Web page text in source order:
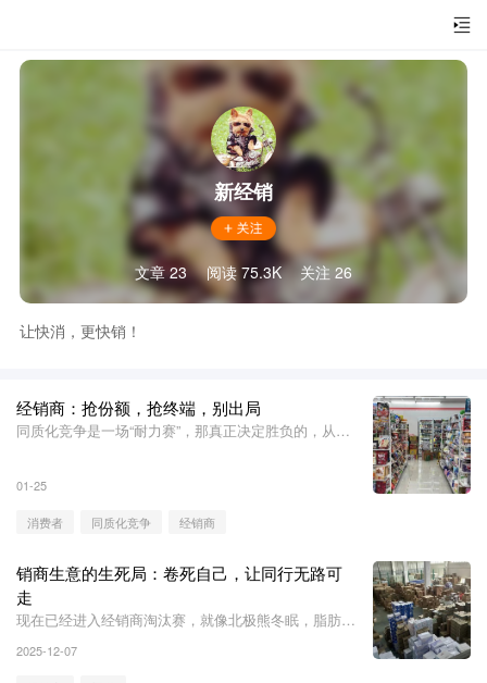
新经销
文章 23 阅读 75.3K 关注 26
让快消，更快销！
经销商：抢份额，抢终端，别出局
同质化竞争是一场“耐力赛”，那真正决定胜负的，从来
01-25
消费者 同质化竞争 经销商
销商生意的生死局：卷死自己，让同行无路可
走
现在已经进入经销商淘汰赛，就像北极熊冬眠，脂肪层
局。
2025-12-07